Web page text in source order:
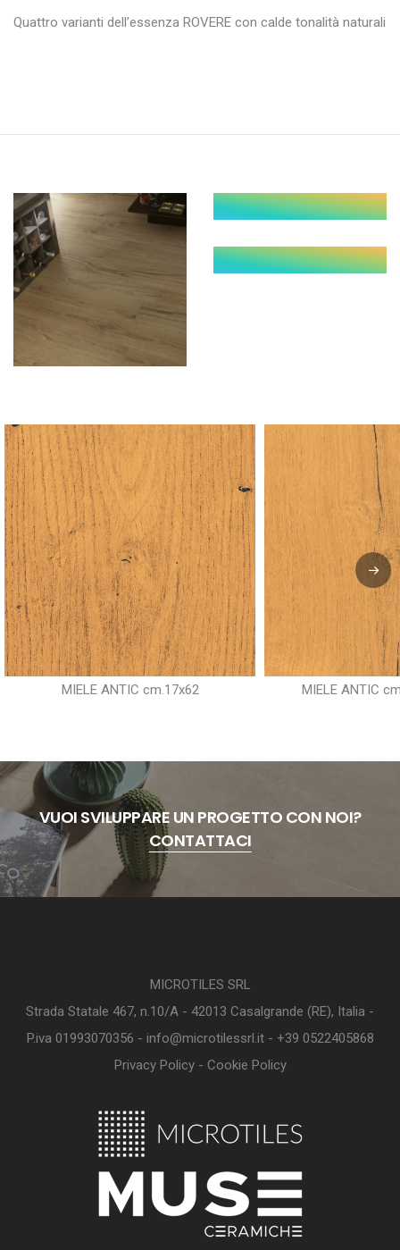
Quattro varianti dell’essenza ROVERE con calde tonalità naturali
MIELE ANTIC cm.17x62 MIELE ANTIC
VUOI SVILUPPARE UN PROGETTO CON NOI?
CONTATTACI
MICROTILES SRL
Strada Statale 467, n.10/A - 42013 Casalgrande (RE), Italia -
P.iva 01993070356 - info@microtilessrl.it - +39 0522405868
Privacy Policy- Cookie Policy